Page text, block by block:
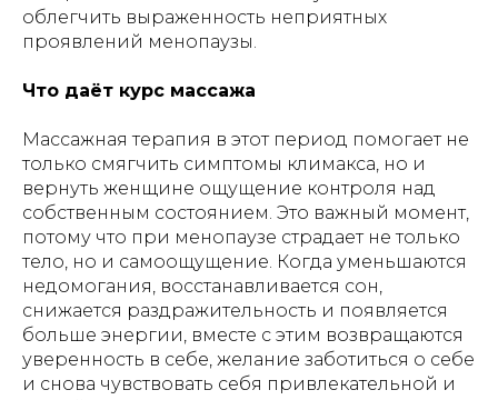
облегчить выраженность неприятных
проявлений менопаузы.
Что даёт курс массажа
Массажная терапия в этот период помогает не
только смягчить симптомы климакса, но и
вернуть женщине ощущение контроля над
собственным состоянием. Это важный момент,
потому что при менопаузе страдает не только
тело, но и самоощущение. Когда уменьшаются
недомогания, восстанавливается сон,
снижается раздражительность и появляется
больше энергии, вместе с этим возвращаются
уверенность в себе, желание заботиться о себе
и снова чувствовать себя привлекательной и